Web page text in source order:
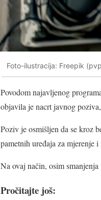
Foto-ilustracija: Freepik
Povodom najavljenog
objavila je nacrt javnog
Poziv je osmišljen da se kroz
pametnih uređaja za mjerenje
Na ovaj način, osim
Pročitajte još: